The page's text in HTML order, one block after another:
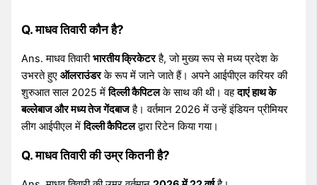
Q. माधव तिवारी कौन है?
Ans. माधव तिवारीभारतीय क्रिकेटरहै, जो मुख्य रूप से मध्य प्रदेश के
उभरते हुएऑलराउंडरके रूप में जाने जाते हैं। अपने आईपीएल करियर की
शुरुआत साल 2025 मेंदिल्ली कैपिटलके साथ की थी। वहदाएं हाथ के
बल्लेबाज और मध्य तेज गेंदबाजहै। वर्तमान 2026 में उन्हें इंडियन प्रीमियर
लीग आईपीएल मेंदिल्ली कैपिटलद्वारा रिटेन किया गया।
Q. माधव तिवारी की उम्र कितनी है?